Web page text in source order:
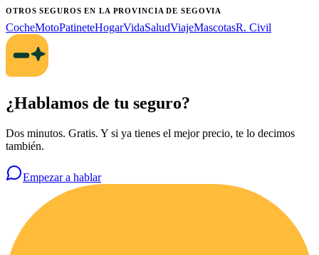
OTROS SEGUROSEN LA PROVINCIA DE SEGOVIA
CocheMotoPatineteHogarVidaSaludViajeMascotasR. Civil
¿Hablamos de tu seguro?
Dos minutos. Gratis. Y si ya tienes el mejor precio, te lo decimos
también.
Empezar a hablar